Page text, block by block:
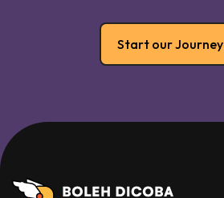
Start our Journey